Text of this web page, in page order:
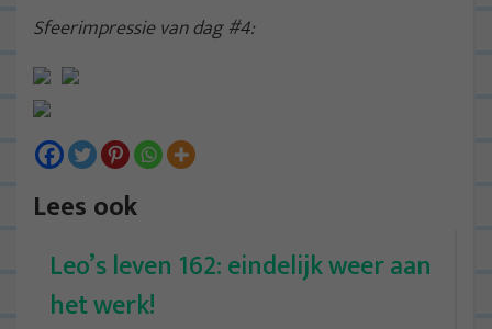
Sfeerimpressie van dag #4:
Lees ook
Leo’s leven 162: eindelijk weer aan
het werk!